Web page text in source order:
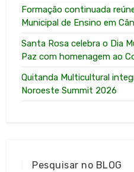
Formação continuada
Municipal de Ensino em
Santa Rosa celebra o Dia
Paz com homenagem ao
Quitanda Multicultural
Noroeste Summit 2026
Pesquisar no BLOG